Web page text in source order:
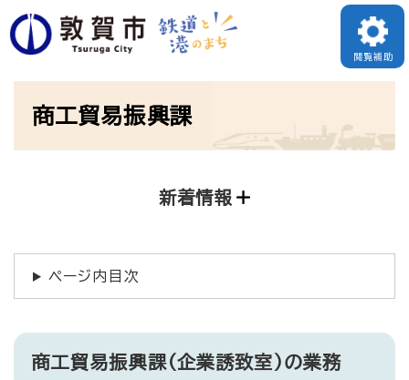
ペ
ー
閲覧補助
商工貿易振興課
新着情報
ページ内目次
商工貿易振興課（企業誘致室）の業務